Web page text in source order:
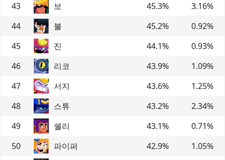
43
보 45.3% 3.16%
44
불 45.2% 0.92%
45
진 44.1% 0.93%
46
리코 43.9% 1.09%
47
서지 43.6% 1.25%
48
스튜 43.2% 2.34%
49
쉘리 43.1% 0.71%
50
파이퍼 42.9% 1.05%